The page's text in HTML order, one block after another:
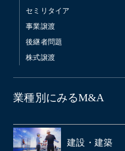
セミリタイア
事業譲渡
後継者問題
株式譲渡
業種別にみるM&A
建設・建築